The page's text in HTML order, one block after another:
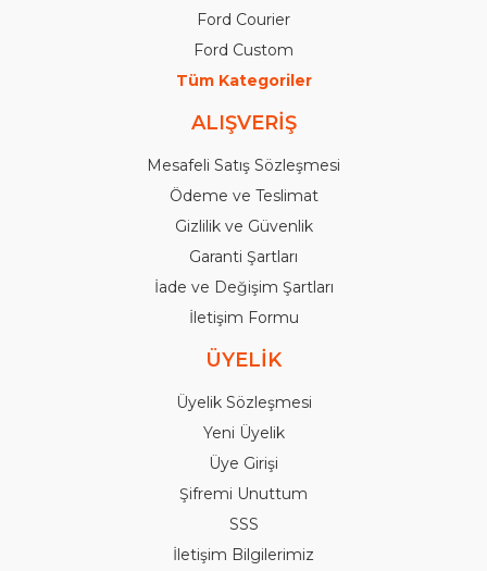
Ford Courier
Ford Custom
Tüm Kategoriler
ALIŞVERİŞ
Mesafeli Satış Sözleşmesi
Ödeme ve Teslimat
Gizlilik ve Güvenlik
Garanti Şartları
İade ve Değişim Şartları
İletişim Formu
ÜYELİK
Üyelik Sözleşmesi
Yeni Üyelik
Üye Girişi
Şifremi Unuttum
SSS
İletişim Bilgilerimiz